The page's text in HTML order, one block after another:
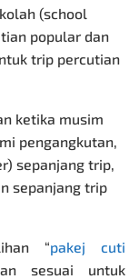
(school
popular dan
trip percutian
ketika musim
pengangkutan,
sepanjang trip,
sepanjang trip
“pakej cuti
sesuai untuk